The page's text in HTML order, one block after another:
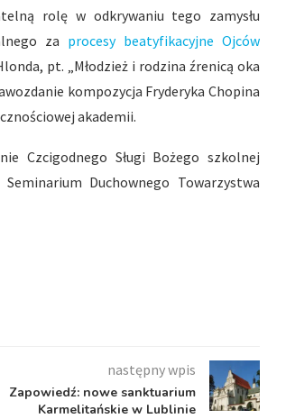
rolę w odkrywaniu tego zamysłu
za procesy beatyfikacyjne Ojców
pt. „Młodzież i rodzina źrenicą oka
kompozycja Fryderyka Chopina
akademii.
Czcigodnego Sługi Bożego szkolnej
Duchownego Towarzystwa
następny wpis
Zapowiedź: nowe sanktuarium
Karmelitańskie w Lublinie